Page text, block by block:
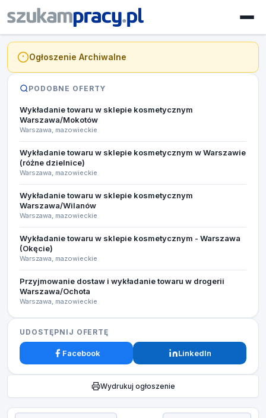
Ogłoszenie Archiwalne
PODOBNE OFERTY
Wykładanie towaru w sklepie kosmetycznym
Warszawa/Mokotów
Warszawa, mazowieckie
Wykładanie towaru w sklepie kosmetycznym w Warszawie
(różne dzielnice)
Warszawa, mazowieckie
Wykładanie towaru w sklepie kosmetycznym
Warszawa/Wilanów
Warszawa, mazowieckie
Wykładanie towaru w sklepie kosmetycznym - Warszawa
(Okęcie)
Warszawa, mazowieckie
Przyjmowanie dostaw i wykładanie towaru w drogerii
Warszawa/Ochota
Warszawa, mazowieckie
UDOSTĘPNIJ OFERTĘ
Facebook LinkedIn
Wydrukuj ogłoszenie